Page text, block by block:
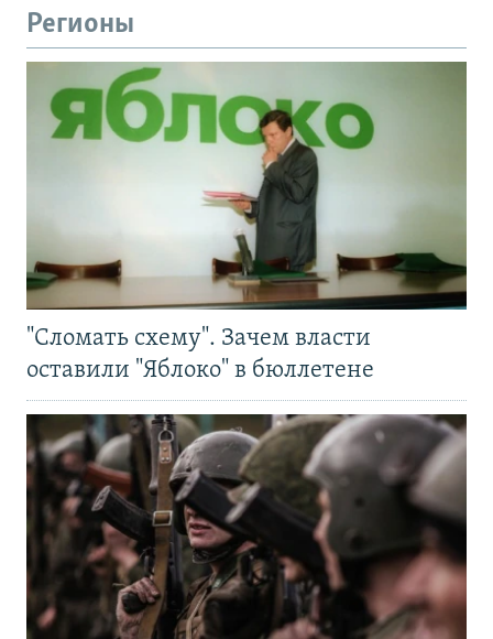
Регионы
"Сломать схему". Зачем власти
оставили "Яблоко" в бюллетене